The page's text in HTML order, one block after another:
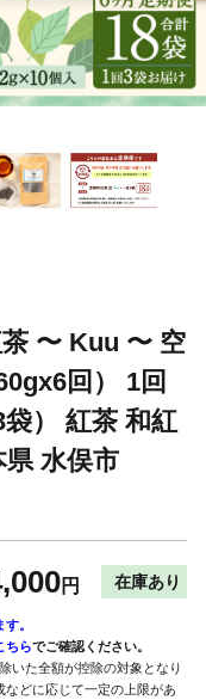
茶 〜 Kuu 〜 空
回） 1回
） 紅茶 和紅
水俣市
円 在庫あり
。
ちらでご確認ください。
いた全額が控除の対象となり
などに応じて一定の上限があ